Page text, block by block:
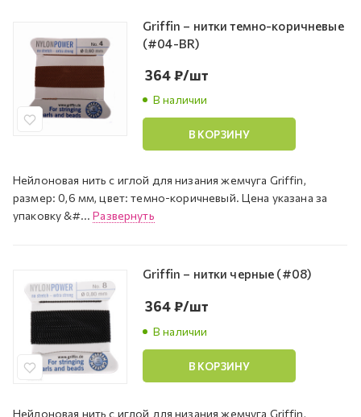
Griffin – нитки темно-коричневые
(#04-BR)
В наличии
364₽/шт
В КОРЗИНУ
Нейлоновая нить с иглой для низания жемчуга Griffin,
размер: 0,6 мм, цвет: темно-коричневый. Цена указана за
упаковку &#...Развернуть
Griffin – нитки черные (#08)
В наличии
364₽/шт
В КОРЗИНУ
Нейлоновая нить с иглой для низания жемчуга Griffin,